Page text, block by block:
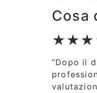
Cosa
“Dopo il